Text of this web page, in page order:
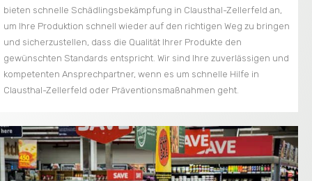
bieten schnelle Schädlingsbekämpfung in Clausthal-Zellerfeld an,
um Ihre Produktion schnell wieder auf den richtigen Weg zu bringen
und sicherzustellen, dass die Qualität Ihrer Produkte den
gewünschten Standards entspricht. Wir sind Ihre zuverlässigen und
kompetenten Ansprechpartner, wenn es um schnelle Hilfe in
Clausthal-Zellerfeld oder Präventionsmaßnahmen geht.